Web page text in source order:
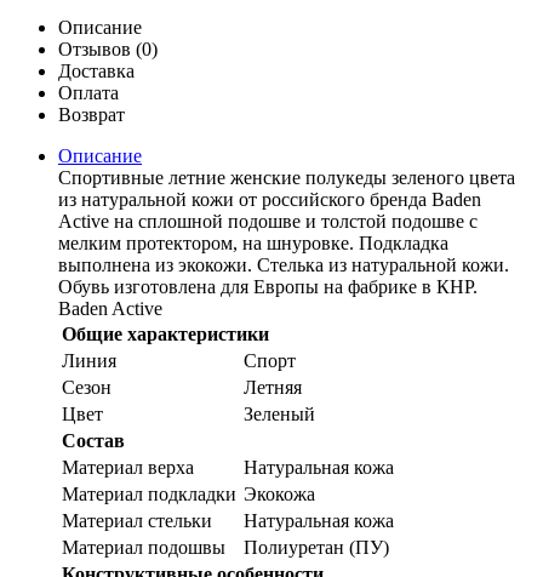
Описание
Отзывов (0)
Доставка
Оплата
Возврат
Описание
Спортивные летние женские полукеды зеленого цвета
из натуральной кожи от российского бренда Baden
Active на сплошной подошве и толстой подошве с
мелким протектором, на шнуровке. Подкладка
выполнена из экокожи. Стелька из натуральной кожи.
Обувь изготовлена для Европы на фабрике в КНР.
Baden Active
Общие характеристики
Линия
Спорт
Сезон
Летняя
Цвет
Зеленый
Состав
Материал верха
Натуральная кожа
Материал подкладки Экокожа
Материал стельки
Натуральная кожа
Материал подошвы
Полиуретан (ПУ)